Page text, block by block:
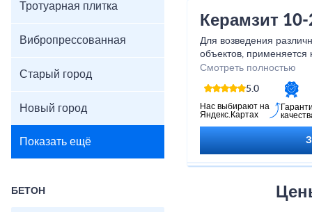
Тротуарная плитка
Вибропрессованная
Старый город
Новый город
Показать ещё
БЕТОН
Керамзит
Для возведения
объектов,
универсальный
высокими
является лучшим из
ценовой категории).
в Кировске у нас и не
Смотреть полностью
5.0
Нас выбирают на
Яндекс.Картах